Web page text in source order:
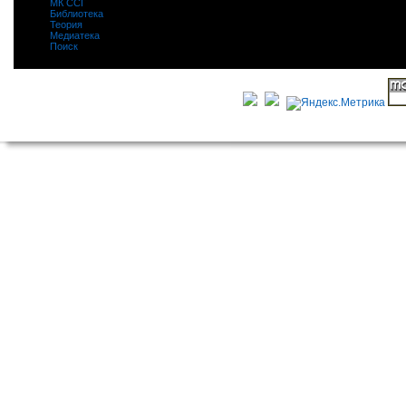
МК ССГ
Библиотека
Теория
Медиатека
Поиск